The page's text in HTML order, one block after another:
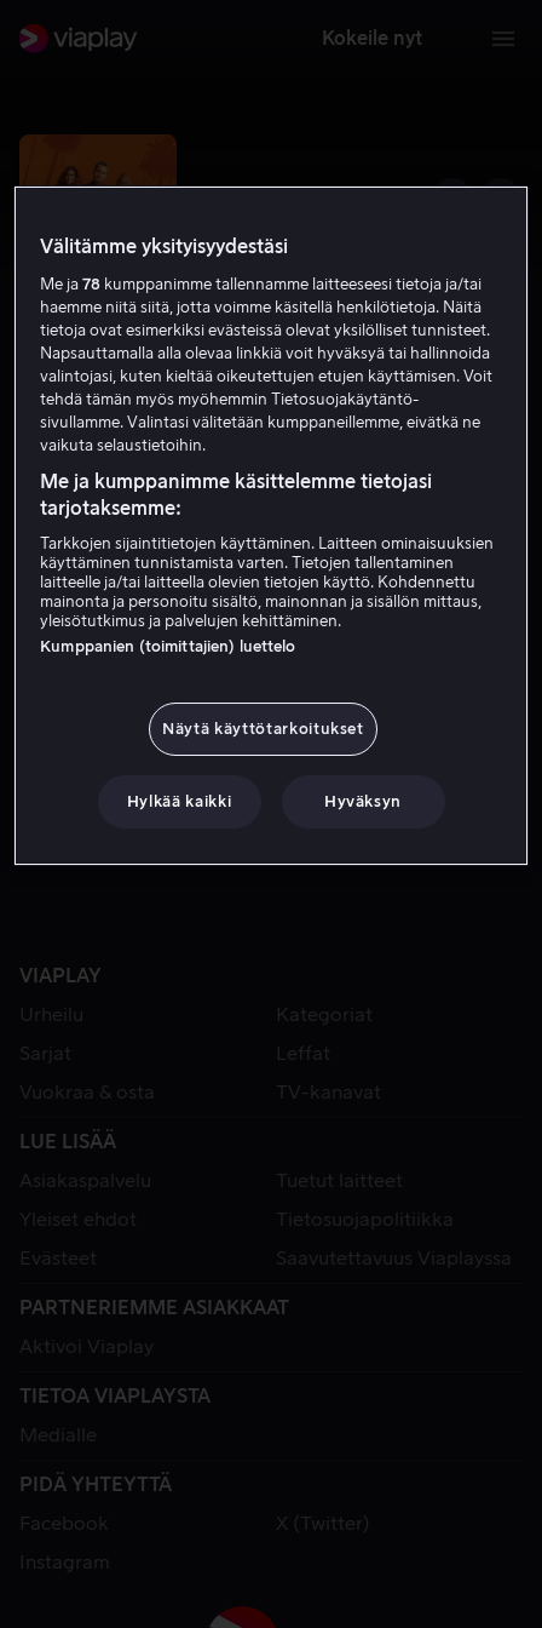
Kokeile nyt
NCIS: Los Angeles
6.8 Draama Toiminta 2022 16
Tilaa nyt
NCIS: LOS ANGELES kertoo NCIS:n vaativiin
NCIS: LOS ANGELES kertoo NCIS:n vaativiin
(OSP) -viraston toiminnasta.
Daniela Ruah Eric Christian Olsen Näytä lisää
VIAPLAY
Urheilu
Kategoriat
Sarjat
Leffat
Vuokraa & osta
TV-kanavat
LUE LISÄÄ
Asiakaspalvelu
Tuetut laitteet
Yleiset ehdot
Tietosuojapolitiikka
Evästeet
Saavutettavuus Viaplayssa
PARTNERIEMME ASIAKKAAT
Aktivoi Viaplay
TIETOA VIAPLAYSTA
Medialle
PIDÄ YHTEYTTÄ
Facebook
X (Twitter)
Instagram
Välitämme yksityisyydestäsi
Me ja78 kumppanimme tallennamme laitteeseesi tietoja ja/tai
haemme niitä siitä, jotta voimme käsitellä henkilötietoja. Näitä
tietoja ovat esimerkiksi evästeissä olevat yksilölliset tunnisteet.
Napsauttamalla alla olevaa linkkiä voit hyväksyä tai hallinnoida
valintojasi, kuten kieltää oikeutettujen etujen käyttämisen. Voit
tehdä tämän myös myöhemmin Tietosuojakäytäntö-
sivullamme. Valintasi välitetään kumppaneillemme, eivätkä ne
vaikuta selaustietoihin.
Me ja kumppanimme käsittelemme tietojasi
tarjotaksemme:
Tarkkojen sijaintitietojen käyttäminen. Laitteen ominaisuuksien
käyttäminen tunnistamista varten. Tietojen tallentaminen
laitteelle ja/tai laitteella olevien tietojen käyttö. Kohdennettu
mainonta ja personoitu sisältö, mainonnan ja sisällön mittaus,
yleisötutkimus ja palvelujen kehittäminen.
Kumppanien (toimittajien) luettelo
Näytä käyttötarkoitukset
Hylkää kaikki Hyväksyn